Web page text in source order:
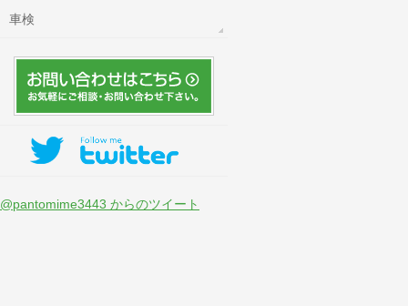
車検
@pantomime3443 からのツイート